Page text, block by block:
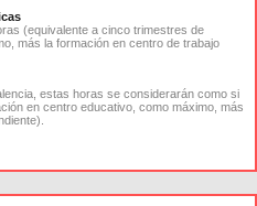
(equivalente a cinco trimestres de
más la formación en centro de trabajo
estas horas se considerarán como si
en centro educativo, como máximo, más